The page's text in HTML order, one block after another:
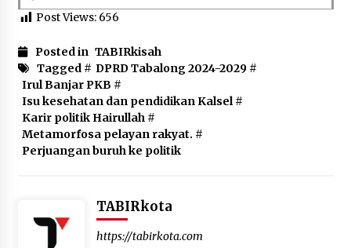
Post Views: 656
Posted in TABIRkisah
Tagged # DPRD Tabalong 2024-2029#
Irul Banjar PKB #
Isu kesehatan dan pendidikan Kalsel#
Karir politik Hairullah #
Metamorfosa pelayan rakyat. #
Perjuangan buruh ke politik
TABIRkota
https://tabirkota.com